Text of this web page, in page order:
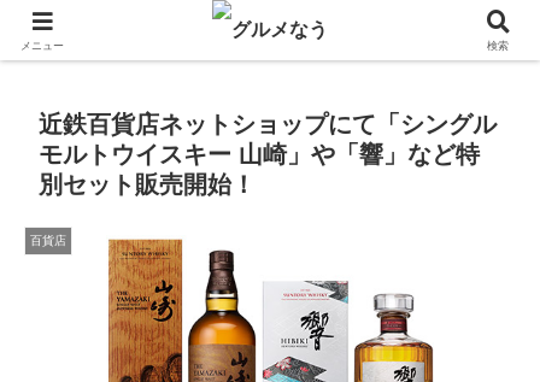
飲食店キャンペーン・食品飲料お菓子新発売のグルメニュース。
近鉄百貨店ネットショップにて「シングル
モルトウイスキー 山崎」や「響」など特
別セット販売開始！
百貨店
メニュー 検索